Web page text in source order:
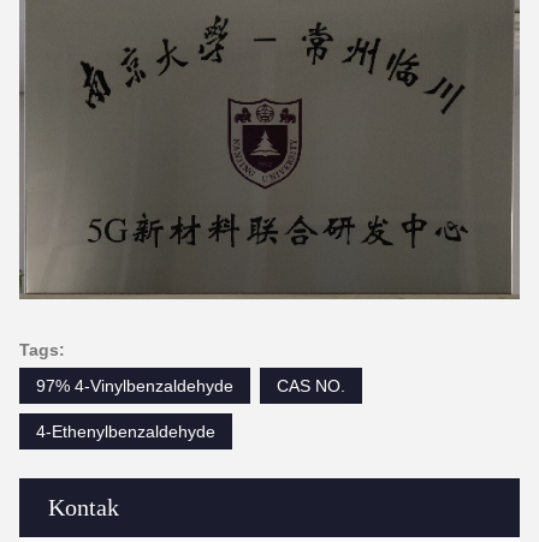
Kontak
Tags:
97% 4-Vinylbenzaldehyde
CAS NO.
4-Ethenylbenzaldehyde